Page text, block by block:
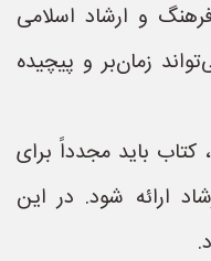
و ارشاد اسلامی
زمان‌بر و پیچیده
باید مجدداً برای
ارائه شود. در این